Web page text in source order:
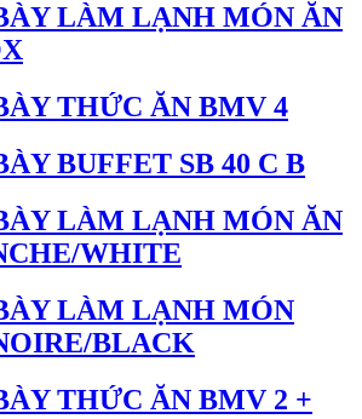
LÀM LẠNH MÓN ĂN
THỨC ĂN BMV 4
BUFFET SB 40 C B
LÀM LẠNH MÓN ĂN
WHITE
LÀM LẠNH MÓN
BLACK
THỨC ĂN BMV 2 +